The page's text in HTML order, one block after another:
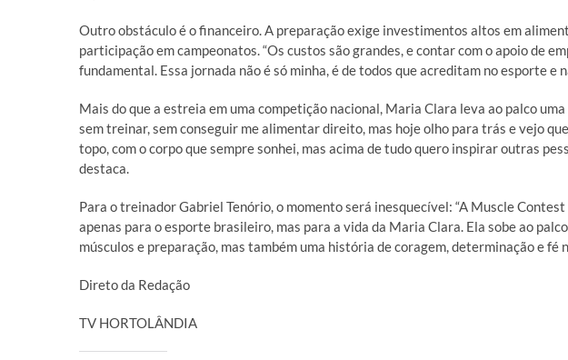
Outro obstáculo é o financeiro. A preparação exige investimentos altos em
participação em campeonatos. “Os custos são grandes, e contar com o apoio de
fundamental. Essa jornada não é só minha, é de todos que acreditam no esporte e
Mais do que a estreia em uma competição nacional, Maria Clara leva ao palco uma
sem treinar, sem conseguir me alimentar direito, mas hoje olho para trás e vejo
topo, com o corpo que sempre sonhei, mas acima de tudo quero inspirar outras
destaca.
Para o treinador Gabriel Tenório, o momento será inesquecível: “A Muscle
apenas para o esporte brasileiro, mas para a vida da Maria Clara. Ela sobe ao
músculos e preparação, mas também uma história de coragem, determinação e fé
Direto da Redação
TV HORTOLÂNDIA